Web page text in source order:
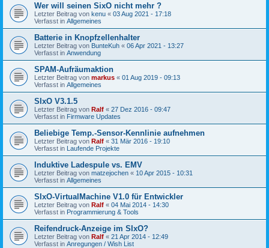
Wer will seinen SixO nicht mehr ?
Letzter Beitrag von kenu « 03 Aug 2021 - 17:18
Verfasst in Allgemeines
Batterie in Knopfzellenhalter
Letzter Beitrag von BunteKuh « 06 Apr 2021 - 13:27
Verfasst in Anwendung
SPAM-Aufräumaktion
Letzter Beitrag von markus « 01 Aug 2019 - 09:13
Verfasst in Allgemeines
SIxO V3.1.5
Letzter Beitrag von Ralf « 27 Dez 2016 - 09:47
Verfasst in Firmware Updates
Beliebige Temp.-Sensor-Kennlinie aufnehmen
Letzter Beitrag von Ralf « 31 Mär 2016 - 19:10
Verfasst in Laufende Projekte
Induktive Ladespule vs. EMV
Letzter Beitrag von matzejochen « 10 Apr 2015 - 10:31
Verfasst in Allgemeines
SIxO-VirtualMachine V1.0 für Entwickler
Letzter Beitrag von Ralf « 04 Mai 2014 - 14:30
Verfasst in Programmierung & Tools
Reifendruck-Anzeige im SIxO?
Letzter Beitrag von Ralf « 21 Apr 2014 - 12:49
Verfasst in Anregungen / Wish List